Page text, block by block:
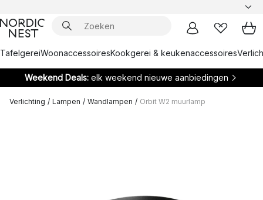
TafelgereiWoonaccessoiresKookgerei & keukenaccessoires
Weekend Deals: elk weekend nieuwe aanbiedingen
Verlichting / Lampen / Wandlampen / Orbit W2 muurlamp